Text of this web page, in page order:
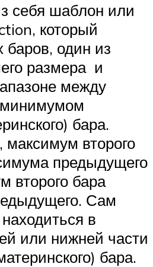
себя шаблон или
который
баров, один из
размера и
между
бара.
второго
предыдущего
второго бара
Сам
в
или нижней части
бара.